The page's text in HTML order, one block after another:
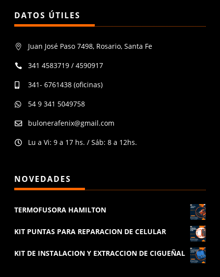
DATOS ÚTILES
 Juan José Paso 7498, Rosario, Santa Fe
 341 4583719 / 4590917
 341- 6761438 (oficinas)
 54 9 341 5049758
 bulonerafenix@gmail.com
 Lu a Vi: 9 a 17 hs. / Sáb: 8 a 12hs.
NOVEDADES
TERMOFUSORA HAMILTON
KIT PUNTAS PARA REPARACION DE CELULAR
KIT DE INSTALACION Y EXTRACCION DE CIGUEÑAL